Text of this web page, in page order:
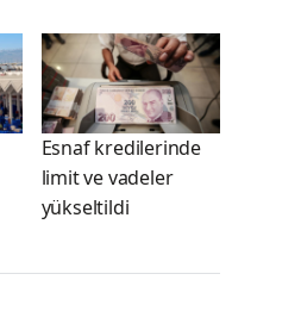
Esnaf kredilerinde
limit ve vadeler
yükseltildi